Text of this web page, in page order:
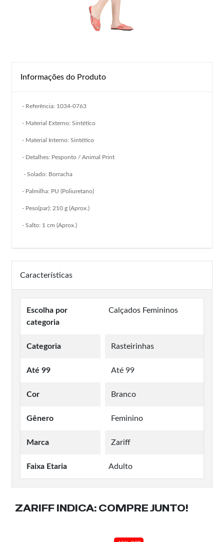
Informações do Produto
- Referência: 1034-0763
- Material Externo: Sintético
- Material Interno: Sintético
- Detalhes: Pesponto / Animal Print
- Solado: Borracha
- Palmilha: PU (Poliuretano)
- Peso(par): 210 g (Aprox.)
- Salto: 1 cm (Aprox.)
Características
Escolha por
categoria
Calçados Femininos
Categoria Rasteirinhas
Até 99 Até 99
Cor Branco
Gênero Feminino
Marca Zariff
Faixa Etaria Adulto
ZARIFF INDICA: COMPRE JUNTO!